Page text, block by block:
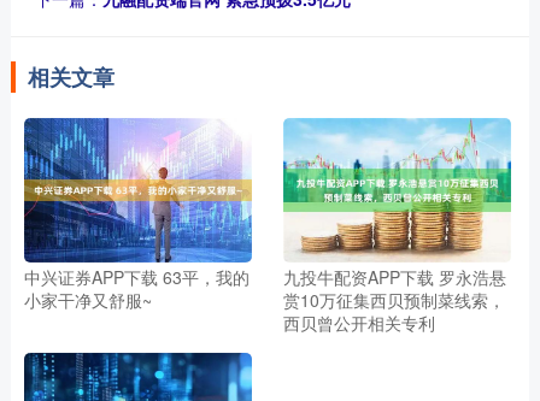
相关文章
中兴证券APP下载 63平，我的
小家干净又舒服~
九投牛配资APP下载 罗永浩悬
赏10万征集西贝预制菜线索，
西贝曾公开相关专利